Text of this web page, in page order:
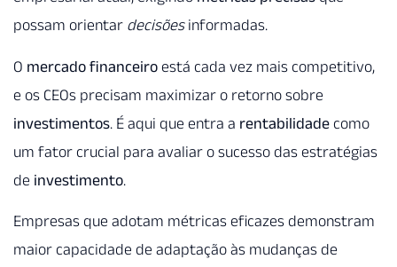
possam orientar decisõesinformadas.
O mercado financeiro está cada vez mais competitivo,
e os CEOs precisam maximizar o retorno sobre
investimentos. É aqui que entra a rentabilidade como
um fator crucial para avaliar o sucesso das estratégias
de investimento.
Empresas que adotam métricas eficazes demonstram
maior capacidade de adaptação às mudanças de